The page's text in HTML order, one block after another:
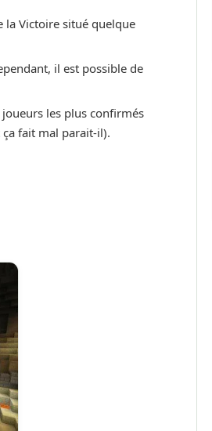
la Victoire situé quelque
il est possible de
les plus confirmés
fait mal parait-il).